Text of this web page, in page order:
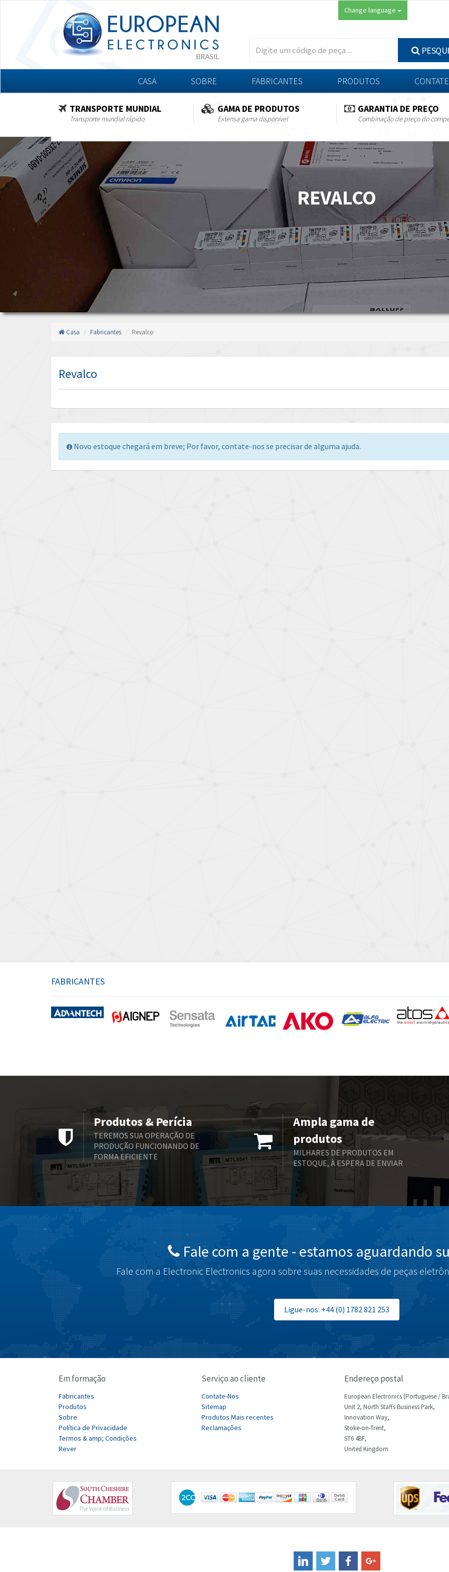
Change language
CASA SOBRE FABRICANTES PRODUTOS
TRANSPORTE MUNDIAL
Transporte mundial rápido
GAMA DE PRODUTOS
Extensa gama disponível
GARANTIA DE PREÇO
Combinação de preço do
REVALCO
Casa Fabricantes Revalco
Revalco
Novo estoque chegará em breve; Por favor, contate-nos se precisar de alguma ajuda.
FABRICANTES
Produtos & Perícia
TEREMOS SUA OPERAÇÃO DE
PRODUÇÃO FUNCIONANDO DE
FORMA EFICIENTE
Ampla gama de
produtos
MILHARES DE PRODUTOS EM
ESTOQUE, À ESPERA DE ENVIAR
Fale com a gente - estamos aguardando
Fale com a Electronic Electronics agora sobre suas necessidades de peças
Ligue-nos: +44 (0) 1782 821 253
Em formação
Fabricantes
Produtos
Sobre
Política de Privacidade
Termos & amp; Condições
Rever
Serviço ao cliente
Contate-Nos
Sitemap
Produtos Mais recentes
Reclamações
Endereço postal
European Electronics (Portuguese /
Unit 2, North Staffs Business Park,
Innovation Way,
Stoke-on-Trent,
ST6 4BF,
United Kingdom